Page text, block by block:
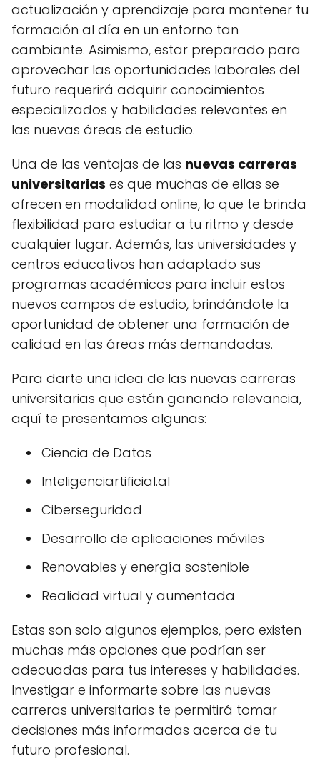
actualización y aprendizaje para mantener tu
formación al día en un entorno tan
cambiante. Asimismo, estar preparado para
aprovechar las oportunidades laborales del
futuro requerirá adquirir conocimientos
especializados y habilidades relevantes en
las nuevas áreas de estudio.
Una de las ventajas de las nuevas carreras
universitarias es que muchas de ellas se
ofrecen en modalidad online, lo que te brinda
flexibilidad para estudiar a tu ritmo y desde
cualquier lugar. Además, las universidades y
centros educativos han adaptado sus
programas académicos para incluir estos
nuevos campos de estudio, brindándote la
oportunidad de obtener una formación de
calidad en las áreas más demandadas.
Para darte una idea de las nuevas carreras
universitarias que están ganando relevancia,
aquí te presentamos algunas:
Ciencia de Datos
Inteligenciartificial.al
Ciberseguridad
Desarrollo de aplicaciones móviles
Renovables y energía sostenible
Realidad virtual y aumentada
Estas son solo algunos ejemplos, pero existen
muchas más opciones que podrían ser
adecuadas para tus intereses y habilidades.
Investigar e informarte sobre las nuevas
carreras universitarias te permitirá tomar
decisiones más informadas acerca de tu
futuro profesional.